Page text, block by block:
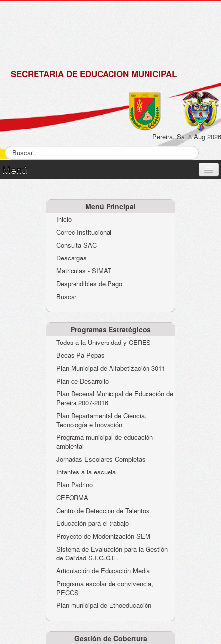
SECRETARIA DE EDUCACION MUNICIPAL
Pereira, Sat 8 Aug 2026
Menú
Atención al Ciudadano
Instituciones Educativas
Despacho Secretaría
Evaluación desempeño
Humano-Cesantías
Menú Principal
Inicio
Correo Institucional
Consulta SAC
Descargas
Matriculas - SIMAT
Desprendibles de Pago
Buscar
Programas Estratégicos
Todos a la Universidad y CERES
Becas Pa Pepas
Plan Municipal de Alfabetización 3011
Plan de Desarrollo
Plan Decenal Municipal de Educación de
Pereira 2007-2016
Plan Departamental de Ciencia,
Tecnología e Inovación
Programa municipal de educación
ambiental
Jornadas Escolares Completas
Infantes a la escuela
Plan Padrino
CEFORMA
Centro de Detección de Talentos
Educación para el trabajo
Proyecto de Modernización SEM
Sistema de Evaluación para la Gestión
de Calidad S.I.G.C.E.
Articulación de Educación Media
Programa escolar de convivencia,
PECOS
Plan municipal de Etnoeducación
Gestión de Cobertura
de